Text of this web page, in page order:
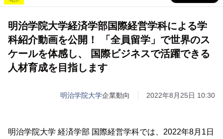
明治学院大学経済学部国際経営学科による学
科紹介動画を公開！ 「全員留学」で世界のス
ケールを体感し、 国際ビジネスで活躍できる
人材育成を目指します
明治学院大学企業動向 2022年8月25日 10:30
明治学院大学 経済学部 国際経営学科では、2022年8月1日